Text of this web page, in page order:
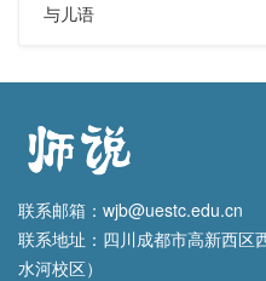
与儿语
联系邮箱：wjb@uestc.edu.cn
联系地址：四川成都市高新西区
水河校区）